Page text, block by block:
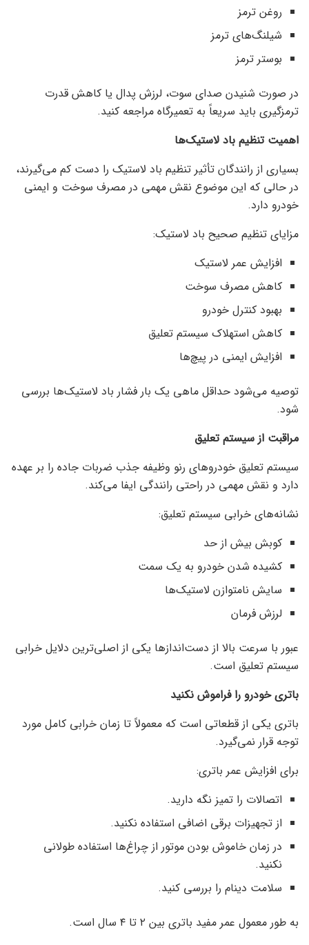
روغن ترمز
شیلنگ‌های ترمز
بوستر ترمز
در صورت شنیدن صدای سوت، لرزش پدال یا کاهش قدرت
ترمزگیری باید سریعاً به تعمیرگاه مراجعه کنید.
اهمیت تنظیم باد لاستیک‌ها
بسیاری از رانندگان تأثیر تنظیم باد لاستیک را دست کم می‌گیرند،
در حالی که این موضوع نقش مهمی در مصرف سوخت و ایمنی
خودرو دارد.
مزایای تنظیم صحیح باد لاستیک:
افزایش عمر لاستیک
کاهش مصرف سوخت
بهبود کنترل خودرو
کاهش استهلاک سیستم تعلیق
افزایش ایمنی در پیچ‌ها
توصیه می‌شود حداقل ماهی یک بار فشار باد لاستیک‌ها بررسی
شود.
مراقبت از سیستم تعلیق
سیستم تعلیق خودروهای رنو وظیفه جذب ضربات جاده را بر عهده
دارد و نقش مهمی در راحتی رانندگی ایفا می‌کند.
نشانه‌های خرابی سیستم تعلیق:
کوبش بیش از حد
کشیده شدن خودرو به یک سمت
سایش نامتوازن لاستیک‌ها
لرزش فرمان
عبور با سرعت بالا از دست‌اندازها یکی از اصلی‌ترین دلایل خرابی
سیستم تعلیق است.
باتری خودرو را فراموش نکنید
باتری یکی از قطعاتی است که معمولاً تا زمان خرابی کامل مورد
توجه قرار نمی‌گیرد.
برای افزایش عمر باتری:
اتصالات را تمیز نگه دارید.
از تجهیزات برقی اضافی استفاده نکنید.
در زمان خاموش بودن موتور از چراغ‌ها استفاده طولانی
نکنید.
سلامت دینام را بررسی کنید.
به طور معمول عمر مفید باتری بین ۲ تا ۴ سال است.